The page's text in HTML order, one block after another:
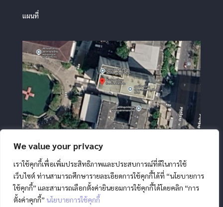
We value your privacy
เราใช้คุกกี้เพื่อเพิ่มประสิทธิภาพและประสบการณ์ที่ดีในการใช้
เว็บไซต์ ท่านสามารถศึกษารายละเอียดการใช้คุกกี้ได้ที่ “นโยบายการ
ใช้คุกกี้” และสามารถเลือกตั้งค่ายินยอมการใช้คุกกี้ได้โดยคลิก “การ
ตั้งค่าคุกกี้” นโยบายการใช้คุกกี้
แผนที่